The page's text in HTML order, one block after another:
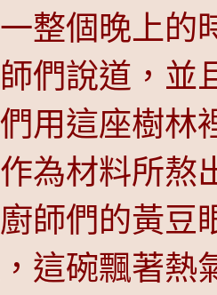
一整個晚上
們說道，並
們用這座樹
為材料所熬
師們的黃豆
這碗飄著熱